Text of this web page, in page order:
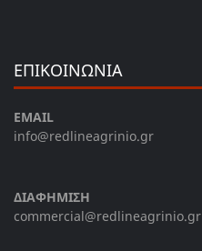
ΕΠΙΚΟΙΝΩΝΙΑ
EMAIL
info@redlineagrinio.gr
ΔΙΑΦΗΜΙΣΗ
commercial@redlineagrinio.gr